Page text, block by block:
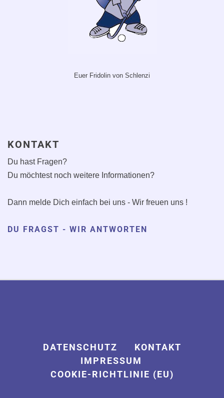
Euer Fridolin von Schlenzi
KONTAKT
Du hast Fragen?
Du möchtest noch weitere Informationen?
Dann melde Dich einfach bei uns - Wir freuen uns !
DU FRAGST - WIR ANTWORTEN
DATENSCHUTZ
KONTAKT
IMPRESSUM
COOKIE-RICHTLINIE (EU)